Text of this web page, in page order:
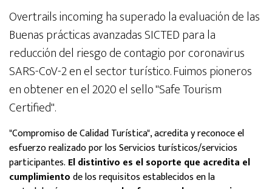
Overtrails incoming ha superado la evaluación de las
Buenas prácticas avanzadas SICTED para la
reducción del riesgo de contagio por coronavirus
SARS-CoV-2 en el sector turístico. Fuimos pioneros
en obtener en el 2020 el sello "Safe Tourism
Certified".
"Compromiso de Calidad Turística", acredita y reconoce el
esfuerzo realizado por los Servicios turísticos/servicios
participantes. El distintivo es el soporte que acredita el
cumplimientode los requisitos establecidos en la